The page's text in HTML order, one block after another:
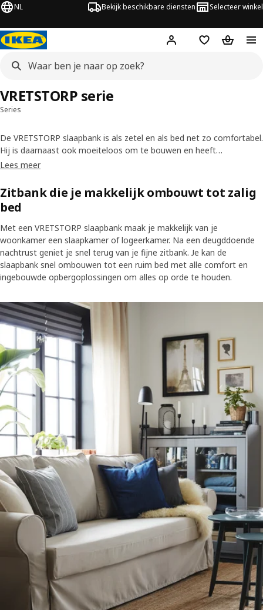
NL Bekijk beschikbare diensten Selecteer winkel
Hej! Log inVerlanglijstje
Series
VRETSTORP serie
De VRETSTORP slaapbank is als zetel en als bed net zo comfortabel.
Hij is daarnaast ook moeiteloos om te bouwen en heeft
ingebouwde opbergruimte voor beddengoed en pyjama's. Fris zijn
hoes af en toe eens te vervangen – je kan kiezen uit een brede
waaier aan hoezen die allemaal even makkelijk schoon te maken
zijn.
Lees meer
Zitbank die je makkelijk ombouwt tot zalig
bed
Met een VRETSTORP slaapbank maak je makkelijk van je
woonkamer een slaapkamer of logeerkamer. Na een deugddoende
nachtrust geniet je snel terug van je fijne zitbank. Je kan de
slaapbank snel ombouwen tot een ruim bed met alle comfort en
ingebouwde opbergoplossingen om alles op orde te houden.